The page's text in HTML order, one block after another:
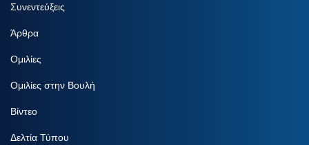
Συνεντεύξεις
Άρθρα
Ομιλίες
Ομιλίες στην Βουλή
Βίντεο
Δελτία Τύπου